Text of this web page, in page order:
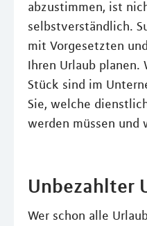
abzustimmen, ist
selbstverständlich.
mit Vorgesetzten
Ihren Urlaub planen.
Stück sind im
Sie, welche
werden müssen und
Unbezahlter
Wer schon alle